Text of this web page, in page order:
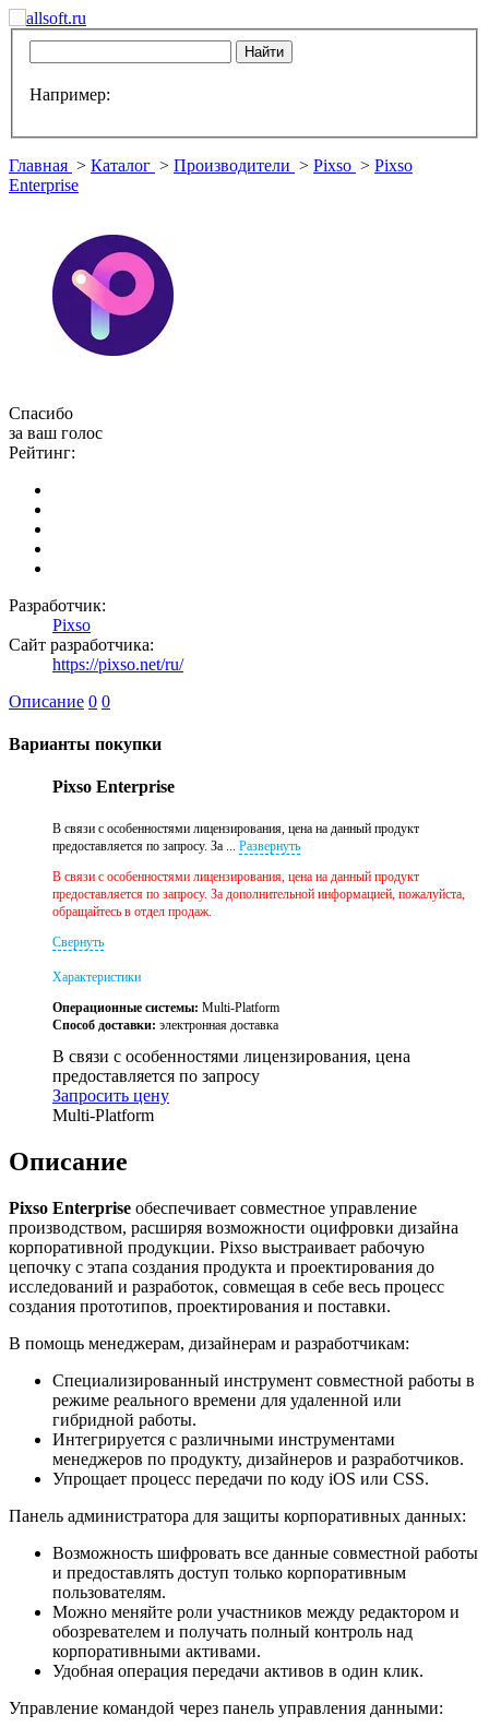
Например:
Главная > Каталог > Производители > Pixso > Pixso
Enterprise
Спасибо
за ваш голос
Рейтинг:
Разработчик:
Pixso
Сайт разработчика:
https://pixso.net/ru/
Описание 0 0
Варианты покупки
Pixso Enterprise
В связи с особенностями лицензирования, цена на данный продукт
предоставляется по запросу. За ... Развернуть
В связи с особенностями лицензирования, цена на данный продукт
предоставляется по запросу. За дополнительной информацией, пожалуйста,
обращайтесь в отдел продаж.
Свернуть
Характеристики
Операционные системы: Multi-Platform
Способ доставки: электронная доставка
В связи с особенностями лицензирования, цена
предоставляется по запросу
Запросить цену
Multi-Platform
Описание
Pixso Enterprise обеспечивает совместное управление
производством, расширяя возможности оцифровки дизайна
корпоративной продукции. Pixso выстраивает рабочую
цепочку с этапа создания продукта и проектирования до
исследований и разработок, совмещая в себе весь процесс
создания прототипов, проектирования и поставки.
В помощь менеджерам, дизайнерам и разработчикам:
Специализированный инструмент совместной работы в
режиме реального времени для удаленной или
гибридной работы.
Интегрируется с различными инструментами
менеджеров по продукту, дизайнеров и разработчиков.
Упрощает процесс передачи по коду iOS или CSS.
Панель администратора для защиты корпоративных данных:
Возможность шифровать все данные совместной работы
и предоставлять доступ только корпоративным
пользователям.
Можно меняйте роли участников между редактором и
обозревателем и получать полный контроль над
корпоративными активами.
Удобная операция передачи активов в один клик.
Управление командой через панель управления данными: